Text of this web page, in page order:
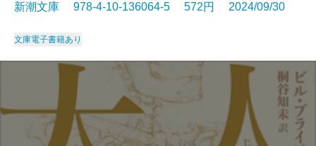
新潮文庫 978-4-10-136064-5 572円 2024/09/30
文庫電子書籍あり